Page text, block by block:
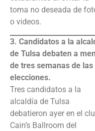
toma no deseada de
o videos.
3. Candidatos a la
de Tulsa debaten a
de tres semanas de las
elecciones.
Tres candidatos a la
alcaldía de Tulsa
debatieron ayer en el
Cain’s Ballroom del